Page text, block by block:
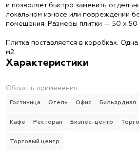
и позволяет быстро заменить
локальном износе или повреждении
помещения. Размеры плитки — 50 х 50
Плитка поставляется в коробках.
м2.
Характеристики
Область применения
Гостиница Отель Офис Бильярдная
Кафе Ресторан Бизнес-центр
Торговый центр